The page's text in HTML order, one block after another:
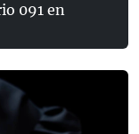
091 en